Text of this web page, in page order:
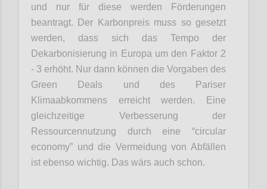
und nur für diese werden Förderungen
beantragt.
Der Karbonpreis muss so gesetzt
werden, dass sich das Tempo der
Dekarbonisierung in Europa um den Faktor 2
- 3 erhöht. Nur dann können die Vorgaben des
Green Deals und des Pariser
Klimaabkommens erreicht werden. Eine
gleichzeitige Verbesserung der
Ressourcennutzung durch eine “circular
economy” und die Vermeidung von Abfällen
ist ebenso wichtig. Das wärs auch schon.